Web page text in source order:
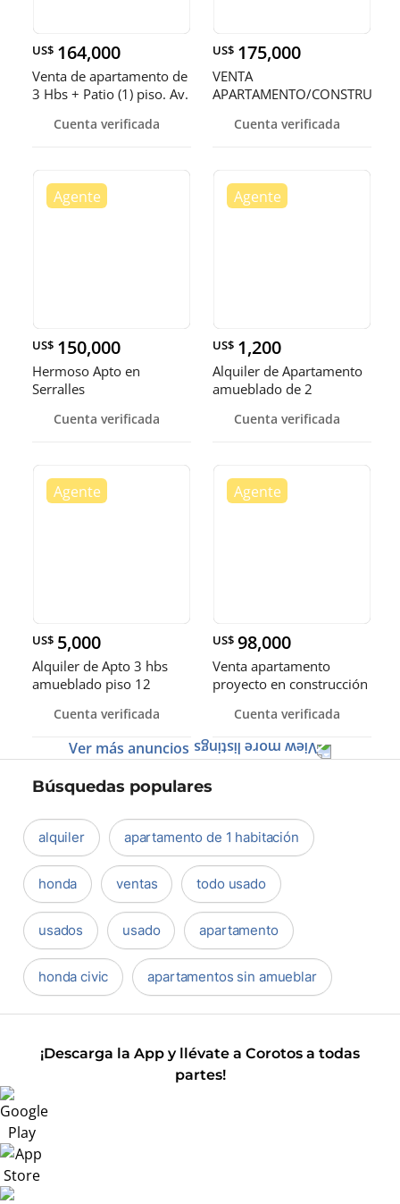
US$ 164,000
Venta de apartamento de
3 Hbs + Patio (1) piso. Av.
Cuenta verificada
US$ 175,000
VENTA
APARTAMENTO/
Cuenta verificada
US$ 150,000
Hermoso Apto en
Serralles
Cuenta verificada
US$ 1,200
Alquiler de Apartamento
amueblado de 2
Paraiso.
Cuenta verificada
US$ 5,000
Alquiler de Apto 3 hbs
amueblado piso 12
Cuenta verificada
US$ 98,000
Venta apartamento
proyecto en construcción
Cuenta verificada
Ver más anuncios
Búsquedas populares
alquiler apartamento de 1 habitación
honda ventas todo usado
usados usado apartamento
honda civic apartamentos sin amueblar
¡Descarga la App y llévate a Corotos a todas
partes!